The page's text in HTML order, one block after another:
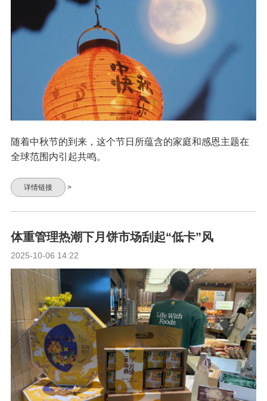
随着中秋节的到来，这个节日所蕴含的家庭和感恩主题在
全球范围内引起共鸣。
详情链接 >
体重管理热潮下月饼市场刮起“低卡”风
2025-10-06 14:22